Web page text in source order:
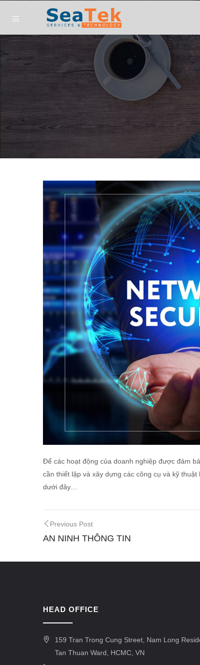
Để các hoạt động của doanh nghiệp được đảm
cần thiết lập và xây dựng các công cụ và kỹ
dưới đây…
Previous Post
AN NINH THÔNG TIN
HEAD OFFICE
159 Tran Trong Cung Street, Nam Long
Tan Thuan Ward, HCMC, VN